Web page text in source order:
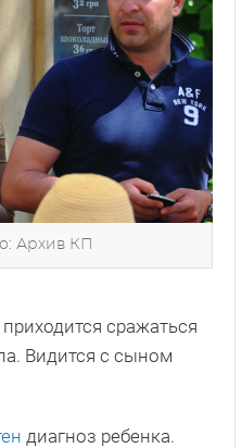
Архив КП
сражаться
Видится с сыном
диагноз ребенка.